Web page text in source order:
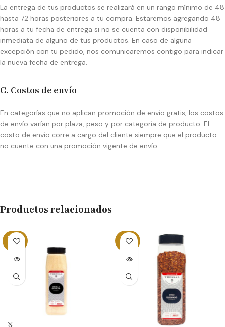
La entrega de tus productos se realizará en un rango mínimo de 48
hasta 72 horas posteriores a tu compra. Estaremos agregando 48
horas a tu fecha de entrega si no se cuenta con disponibilidad
inmediata de alguno de tus productos. En caso de alguna
excepción con tu pedido, nos comunicaremos contigo para indicar
la nueva fecha de entrega.
C. Costos de envío
En categorías que no aplican promoción de envío gratis, los costos
de envío varían por plaza, peso y por categoría de producto. El
costo de envío corre a cargo del cliente siempre que el producto
no cuente con una promoción vigente de envío.
Productos relacionados
SOLD
OUT
SOLD
OUT